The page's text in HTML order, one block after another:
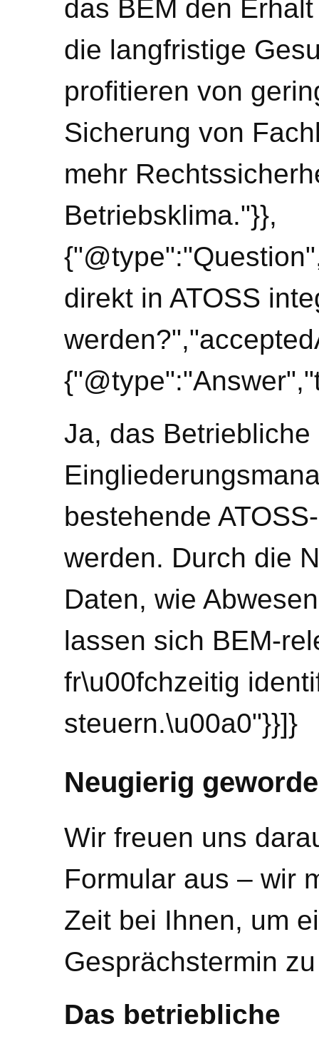
das BEM den
die langfristige
profitieren von
Sicherung von
mehr
Betriebsklima."}},
direkt in ATOSS
Ja, das Betriebliche
bestehende
werden. Durch die
Daten, wie
lassen sich BEM-
fr\u00fchzeitig
steuern.\u00a0"}}]}
Neugierig
Wir freuen uns
Formular aus – wir
Zeit bei Ihnen, um
Gesprächstermin
Das betriebliche